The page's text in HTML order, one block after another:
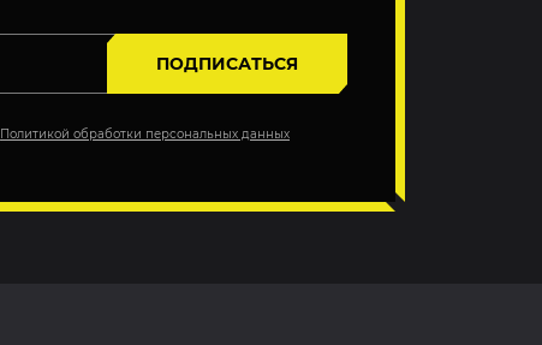
ПОДПИСАТЬСЯ
Политикой обработки персональных данных